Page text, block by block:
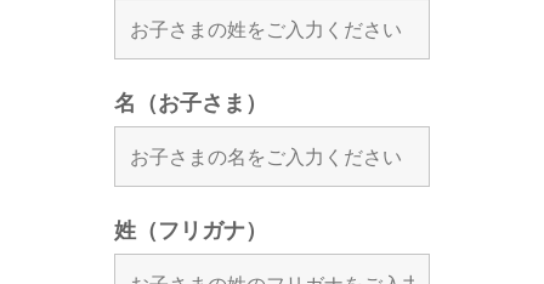
名（お子さま）
姓（フリガナ）